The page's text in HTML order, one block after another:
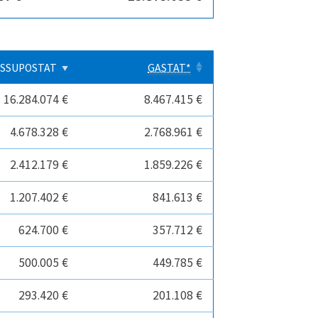
GASTAT*
16.284.074 € 8.467.415 €
4.678.328 € 2.768.961 €
2.412.179 € 1.859.226 €
1.207.402 € 841.613 €
624.700 € 357.712 €
500.005 € 449.785 €
293.420 € 201.108 €